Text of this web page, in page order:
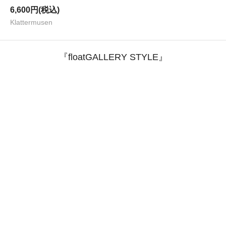
6,600円(税込)
Klattermusen
『floatGALLERY STYLE』